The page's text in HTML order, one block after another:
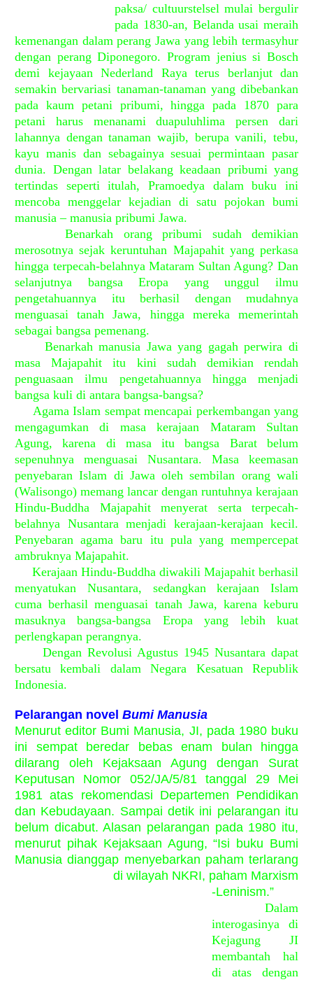
paksa/ cultuurstelsel mulai bergulir
pada 1830-an, Belanda usai meraih
kemenangan dalam perang Jawa yang lebih termasyhur
dengan perang Diponegoro. Program jenius si Bosch
demi kejayaan Nederland Raya terus berlanjut dan
semakin bervariasi tanaman-tanaman yang dibebankan
pada kaum petani pribumi, hingga pada 1870 para
petani harus menanami duapuluhlima persen dari
lahannya dengan tanaman wajib, berupa vanili, tebu,
kayu manis dan sebagainya sesuai permintaan pasar
dunia. Dengan latar belakang keadaan pribumi yang
tertindas seperti itulah, Pramoedya dalam buku ini
mencoba menggelar kejadian di satu pojokan bumi
manusia – manusia pribumi Jawa.
Benarkah orang pribumi sudah demikian
merosotnya sejak keruntuhan Majapahit yang perkasa
hingga terpecah-belahnya Mataram Sultan Agung? Dan
selanjutnya bangsa Eropa yang unggul ilmu
pengetahuannya itu berhasil dengan mudahnya
menguasai tanah Jawa, hingga mereka memerintah
sebagai bangsa pemenang.
Benarkah manusia Jawa yang gagah perwira di
masa Majapahit itu kini sudah demikian rendah
penguasaan ilmu pengetahuannya hingga menjadi
bangsa kuli di antara bangsa-bangsa?
Agama Islam sempat mencapai perkembangan yang
mengagumkan di masa kerajaan Mataram Sultan
Agung, karena di masa itu bangsa Barat belum
sepenuhnya menguasai Nusantara. Masa keemasan
penyebaran Islam di Jawa oleh sembilan orang wali
(Walisongo) memang lancar dengan runtuhnya kerajaan
Hindu-Buddha Majapahit menyerat serta terpecah-
belahnya Nusantara menjadi kerajaan-kerajaan kecil.
Penyebaran agama baru itu pula yang mempercepat
ambruknya Majapahit.
Kerajaan Hindu-Buddha diwakili Majapahit berhasil
menyatukan Nusantara, sedangkan kerajaan Islam
cuma berhasil menguasai tanah Jawa, karena keburu
masuknya bangsa-bangsa Eropa yang lebih kuat
perlengkapan perangnya.
Dengan Revolusi Agustus 1945 Nusantara dapat
bersatu kembali dalam Negara Kesatuan Republik
Indonesia.
Pelarangan novel Bumi Manusia
Menurut editor Bumi Manusia, JI, pada 1980 buku
ini sempat beredar bebas enam bulan hingga
dilarang oleh Kejaksaan Agung dengan Surat
Keputusan Nomor 052/JA/5/81 tanggal 29 Mei
1981 atas rekomendasi Departemen Pendidikan
dan Kebudayaan. Sampai detik ini pelarangan itu
belum dicabut. Alasan pelarangan pada 1980 itu,
menurut pihak Kejaksaan Agung, “Isi buku Bumi
Manusia dianggap menyebarkan paham terlarang
di wilayah NKRI, paham Marxism
-Leninism.”
Dalam
interogasinya di
Kejagung JI
membantah hal
di atas dengan